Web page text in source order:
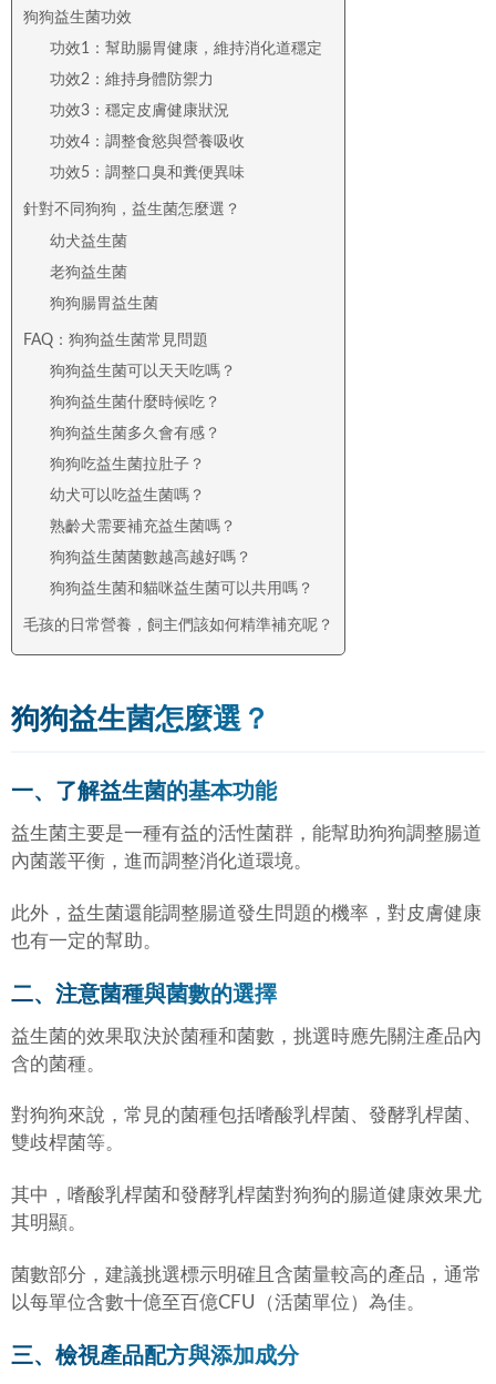
狗狗益生菌功效
功效1：幫助腸胃健康，維持消化道穩定
功效2：維持身體防禦力
功效3：穩定皮膚健康狀況
功效4：調整食慾與營養吸收
功效5：調整口臭和糞便異味
針對不同狗狗，益生菌怎麼選？
幼犬益生菌
老狗益生菌
狗狗腸胃益生菌
FAQ：狗狗益生菌常見問題
狗狗益生菌可以天天吃嗎？
狗狗益生菌什麼時候吃？
狗狗益生菌多久會有感？
狗狗吃益生菌拉肚子？
幼犬可以吃益生菌嗎？
熟齡犬需要補充益生菌嗎？
狗狗益生菌菌數越高越好嗎？
狗狗益生菌和貓咪益生菌可以共用嗎？
毛孩的日常營養，飼主們該如何精準補充呢？
狗狗益生菌怎麼選？
一、了解益生菌的基本功能
益生菌主要是一種有益的活性菌群，能幫助狗狗調整腸道
內菌叢平衡，進而調整消化道環境。
此外， 益生菌還能調整腸道發生問題的機率，對皮膚健康
也有一定的幫助。
二、注意菌種與菌數的選擇
益生菌的效果取決於菌種和菌數，挑選時應先關注產品內
含的菌種。
對狗狗來說，常見的菌種包括嗜酸乳桿菌、發酵乳桿菌、
雙歧桿菌等。
其中，嗜酸乳桿菌和發酵乳桿菌對狗狗的腸道健康效果尤
其明顯。
菌數部分，建議挑選標示明確且含菌量較高的產品，通常
以每單位含數十億至百億CFU（活菌單位）為佳。
三、檢視產品配方與添加成分